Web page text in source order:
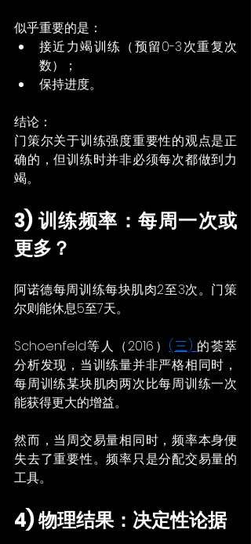
似乎重要的是：
接近力竭训练（预留0-3次重复次
数）；
保持进度。
结论：
门策尔关于训练强度重要性的观点是正
确的，但训练时并非必须每次都做到力
竭。
3) 训练频率：每周一次或
更多？
阿诺德每周训练每块肌肉2至3次。门策
尔则能休息5至7天。
Schoenfeld等人（2016） (三) 的荟萃
分析发现，当训练量并非严格相同时，
每周训练某块肌肉两次比每周训练一次
能获得更大的增益。
然而，当周交易量相同时，频率本身便
失去了重要性。频率只是分配交易量的
工具。
4) 物理结果：决定性论据